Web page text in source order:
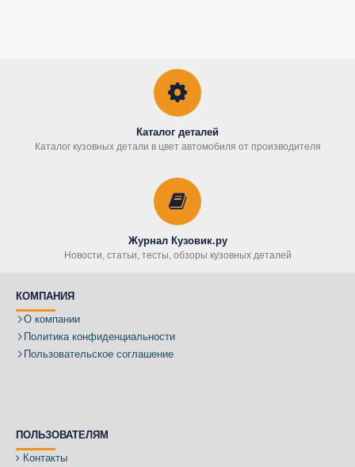
Каталог деталей
Каталог кузовных детали в цвет автомобиля от производителя
Журнал Кузовик.ру
Новости, статьи, тесты, обзоры кузовных деталей
КОМПАНИЯ
О компании
Политика конфиденциальности
Пользовательское соглашение
ПОЛЬЗОВАТЕЛЯМ
Контакты